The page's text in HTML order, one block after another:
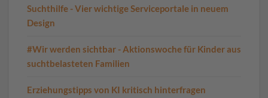
Suchthilfe - Vier wichtige Serviceportale in neuem
Design
#Wir werden sichtbar - Aktionswoche für Kinder aus
suchtbelasteten Familien
Erziehungstipps von KI kritisch hinterfragen